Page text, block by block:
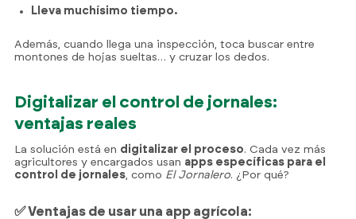
Lleva muchísimo tiempo.
Además, cuando llega una inspección, toca buscar entre
montones de hojas sueltas… y cruzar los dedos.
Digitalizar el control de jornales:
ventajas reales
La solución está en digitalizar el proceso. Cada vez más
agricultores y encargados usan apps específicas para el
control de jornales, como El Jornalero. ¿Por qué?
✅ Ventajas de usar una app agrícola: